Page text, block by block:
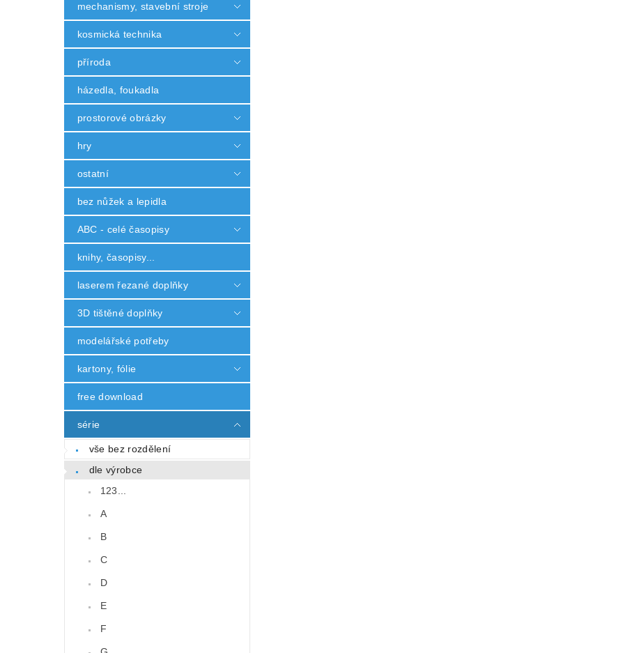
mechanismy, stavební stroje
kosmická technika
příroda
házedla, foukadla
prostorové obrázky
hry
ostatní
bez nůžek a lepidla
ABC - celé časopisy
knihy, časopisy...
laserem řezané doplňky
3D tištěné doplňky
modelářské potřeby
kartony, fólie
free download
série
vše bez rozdělení
dle výrobce
123...
A
B
C
D
E
F